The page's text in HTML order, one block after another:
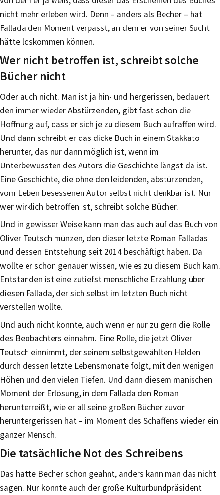
nicht mehr erleben wird. Denn – anders als Becher – hat
Fallada den Moment verpasst, an dem er von seiner Sucht
hätte loskommen können.
Wer nicht betroffen ist, schreibt solche
Bücher nicht
Oder auch nicht. Man ist ja hin- und hergerissen, bedauert
den immer wieder Abstürzenden, gibt fast schon die
Hoffnung auf, dass er sich je zu diesem Buch aufraffen wird.
Und dann schreibt er das dicke Buch in einem Stakkato
herunter, das nur dann möglich ist, wenn im
Unterbewussten des Autors die Geschichte längst da ist.
Eine Geschichte, die ohne den leidenden, abstürzenden,
vom Leben besessenen Autor selbst nicht denkbar ist. Nur
wer wirklich betroffen ist, schreibt solche Bücher.
Und in gewisser Weise kann man das auch auf das Buch von
Oliver Teutsch münzen, den dieser letzte Roman Falladas
und dessen Entstehung seit 2014 beschäftigt haben. Da
wollte er schon genauer wissen, wie es zu diesem Buch kam.
Entstanden ist eine zutiefst menschliche Erzählung über
diesen Fallada, der sich selbst im letzten Buch nicht
verstellen wollte.
Und auch nicht konnte, auch wenn er nur zu gern die Rolle
des Beobachters einnahm. Eine Rolle, die jetzt Oliver
Teutsch einnimmt, der seinem selbstgewählten Helden
durch dessen letzte Lebensmonate folgt, mit den wenigen
Höhen und den vielen Tiefen. Und dann diesem manischen
Moment der Erlösung, in dem Fallada den Roman
herunterreißt, wie er all seine großen Bücher zuvor
heruntergerissen hat – im Moment des Schaffens wieder ein
ganzer Mensch.
Die tatsächliche Not des Schreibens
Das hatte Becher schon geahnt, anders kann man das nicht
sagen. Nur konnte auch der große Kulturbundpräsident